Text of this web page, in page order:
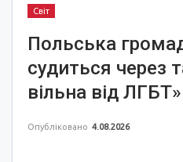
Світ
Польська
судиться через
вільна від ЛГБТ»
Опубліковано 4.08.2026